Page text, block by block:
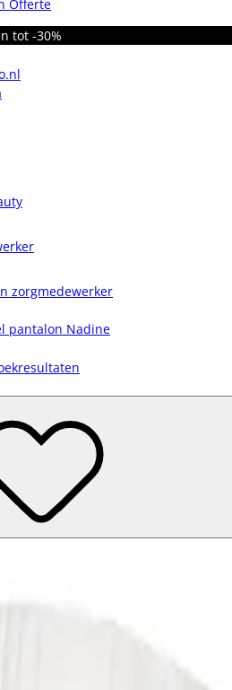
Offerte
tot -30%
zorgmedewerker
pantalon Nadine